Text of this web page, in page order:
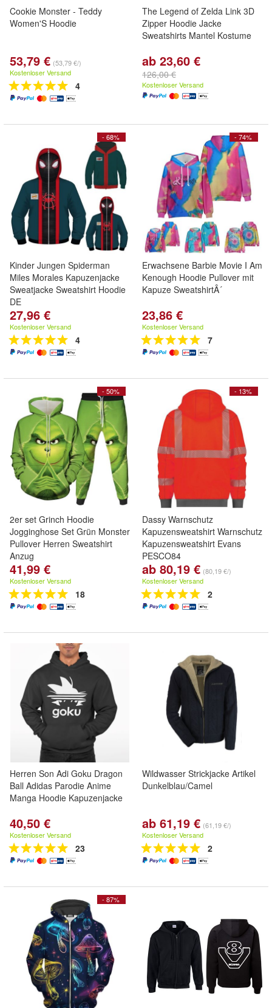
Cookie Monster - Teddy
Women'S Hoodie
53,79 € (53,79 €/)
Kostenloser Versand
4
The Legend of Zelda Link 3D
Zipper Hoodie Jacke
Sweatshirts Mantel Kostume
ab 23,60 €
126,00 €
Kostenloser Versand
- 68%
Kinder Jungen Spiderman
Miles Morales Kapuzenjacke
Sweatjacke Sweatshirt Hoodie
DE
27,96 €
Kostenloser Versand
4
- 74%
Erwachsene Barbie Movie I Am
Kenough Hoodie Pullover mit
Kapuze SweatshirtÂ´
23,86 €
Kostenloser Versand
7
- 50%
2er set Grinch Hoodie
Jogginghose Set Grün Monster
Pullover Herren Sweatshirt
Anzug
41,99 €
Kostenloser Versand
18
- 13%
Dassy Warnschutz
Kapuzensweatshirt Warnschutz
Kapuzensweatshirt Evans
PESCO84
ab 80,19 € (80,19 €/)
Kostenloser Versand
2
Herren Son Adi Goku Dragon
Ball Adidas Parodie Anime
Manga Hoodie Kapuzenjacke
40,50 €
Kostenloser Versand
23
Wildwasser Strickjacke Artikel
Dunkelblau/Camel
ab 61,19 € (61,19 €/)
Kostenloser Versand
2
- 87%